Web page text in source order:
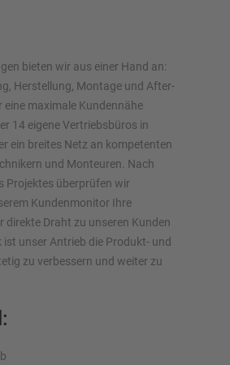
bieten wir aus einer Hand an:
Herstellung, Montage und After-
eine maximale Kundennähe
14 eigene Vertriebsbüros in
ein breites Netz an kompetenten
und Monteuren. Nach
Projektes überprüfen wir
Kundenmonitor Ihre
direkte Draht zu unseren Kunden
ist unser Antrieb die Produkt- und
zu verbessern und weiter zu